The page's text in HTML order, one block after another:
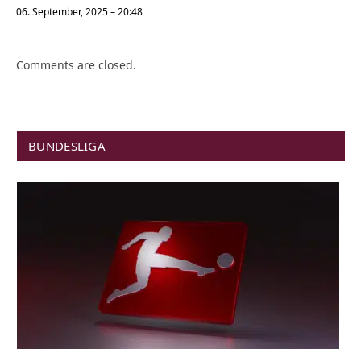
06. September, 2025 – 20:48
Comments are closed.
BUNDESLIGA